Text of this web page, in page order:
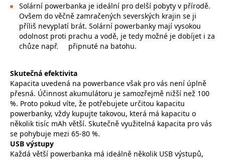
Solární powerbanka je ideální pro delší pobyty v přírodě.
Ovšem do věčně zamračených severských krajin se ji
příliš nevyplatí brát. Solární powerbanky mají vysokou
odolnost proti prachu a vodě, je tedy možné je dobíjet i za
chůze např.
připnuté na batohu.
Skutečná efektivita
Kapacita uvedená na powerbance však pro vás není úplně
přesná. Účinnost akumulátoru je samozřejmě nižší než 100
%. Proto pokud víte, že potřebujete určitou kapacitu
powerbanky, vždy kupujte takovou, která má kapacitu o
několik tisíc mAh větší. Skutečně využitelná kapacita pro vás
se pohybuje mezi 65-80 %.
USB výstupy
Každá větší powerbanka má ideálně několik USB výstupů,